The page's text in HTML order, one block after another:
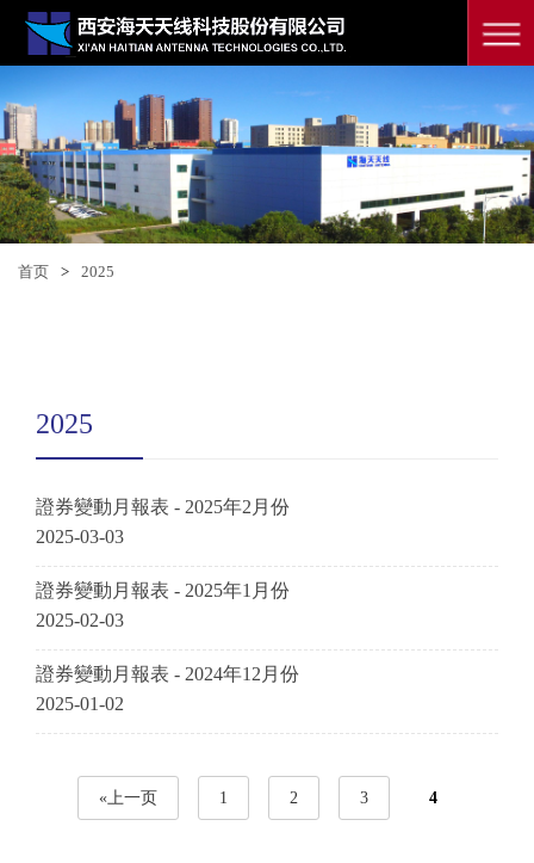
首页 > 2025
2025
證券變動月報表 - 2025年2月份
2025-03-03
證券變動月報表 - 2025年1月份
2025-02-03
證券變動月報表 - 2024年12月份
2025-01-02
«上一页 1 2 3 4